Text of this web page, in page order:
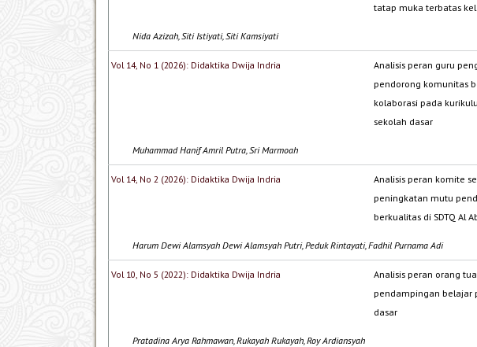
tatap muka terbatas
Nida Azizah, Siti Istiyati, Siti Kamsiyati
Vol 14, No 1 (2026): Didaktika Dwija Indria
Analisis peran guru
pendorong komunitas
kolaborasi pada
sekolah dasar
Muhammad Hanif Amril Putra, Sri Marmoah
Vol 14, No 2 (2026): Didaktika Dwija Indria
Analisis peran komite
peningkatan mutu
berkualitas di SDTQ Al
Harum Dewi Alamsyah Dewi Alamsyah Putri, Peduk Rintayati, Fadhil Purnama Adi
Vol 10, No 5 (2022): Didaktika Dwija Indria
Analisis peran orang
pendampingan belajar
dasar
Pratadina Arya Rahmawan, Rukayah Rukayah, Roy Ardiansyah